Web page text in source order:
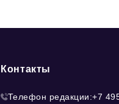
Контакты
Телефон редакции:+7